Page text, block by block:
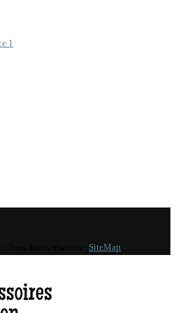
1
SiteMap